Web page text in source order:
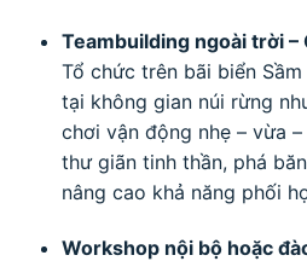
Teambuilding ngoài trời –
Tổ chức trên bãi biển
tại không gian núi rừng
chơi vận động nhẹ – vừa
thư giãn tinh thần, phá
nâng cao khả năng phối
Workshop nội bộ hoặc